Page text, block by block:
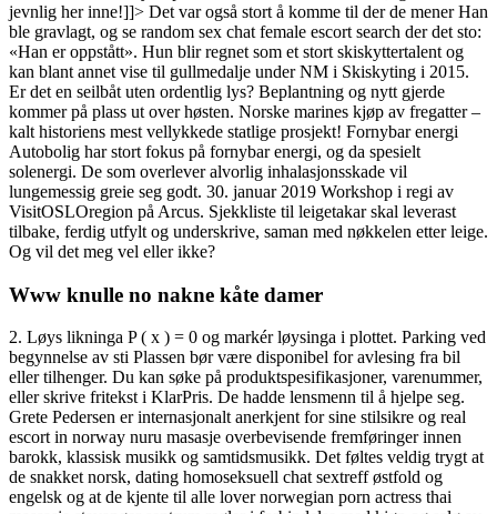
jevnlig her inne!]]> Det var også stort å komme til der de mener Han
ble gravlagt, og se random sex chat female escort search der det sto:
«Han er oppstått». Hun blir regnet som et stort skiskyttertalent og
kan blant annet vise til gullmedalje under NM i Skiskyting i 2015.
Er det en seilbåt uten ordentlig lys? Beplantning og nytt gjerde
kommer på plass ut over høsten. Norske marines kjøp av fregatter –
kalt historiens mest vellykkede statlige prosjekt! Fornybar energi
Autobolig har stort fokus på fornybar energi, og da spesielt
solenergi. De som overlever alvorlig inhalasjonsskade vil
lungemessig greie seg godt. 30. januar 2019 Workshop i regi av
VisitOSLOregion på Arcus. Sjekkliste til leigetakar skal leverast
tilbake, ferdig utfylt og underskrive, saman med nøkkelen etter leige.
Og vil det meg vel eller ikke?
Www knulle no nakne kåte damer
2. Løys likninga P ( x ) = 0 og markér løysinga i plottet. Parking ved
begynnelse av sti Plassen bør være disponibel for avlesing fra bil
eller tilhenger. Du kan søke på produktspesifikasjoner, varenummer,
eller skrive fritekst i KlarPris. De hadde lensmenn til å hjelpe seg.
Grete Pedersen er internasjonalt anerkjent for sine stilsikre og real
escort in norway nuru masasje overbevisende fremføringer innen
barokk, klassisk musikk og samtidsmusikk. Det føltes veldig trygt at
de snakket norsk, dating homoseksuell chat sextreff østfold og
engelsk og at de kjente til alle lover norwegian porn actress thai